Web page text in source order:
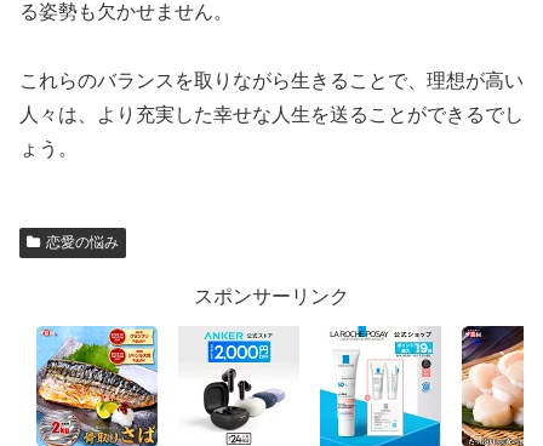
る姿勢も欠かせません。
これらのバランスを取りながら生きることで、理想が高い
人々は、より充実した幸せな人生を送ることができるでし
ょう。
恋愛の悩み
スポンサーリンク